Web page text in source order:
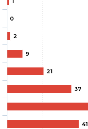
0
2
9
21
37
41